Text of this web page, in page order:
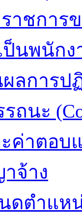
ราชการ
ป็นพนักง
ลการป
ถนะ
ะค่าตอบ
จ้าง
ดตำแห